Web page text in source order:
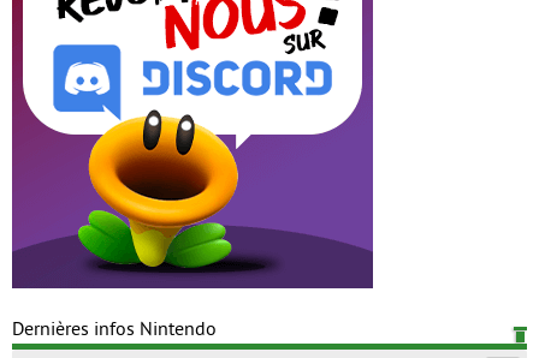
Dernières infos Nintendo